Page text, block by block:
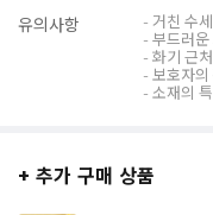
유의사항
- 거친 수
- 부드러운
- 화기 근
- 보호자의
- 소재의
+ 추가 구매 상품